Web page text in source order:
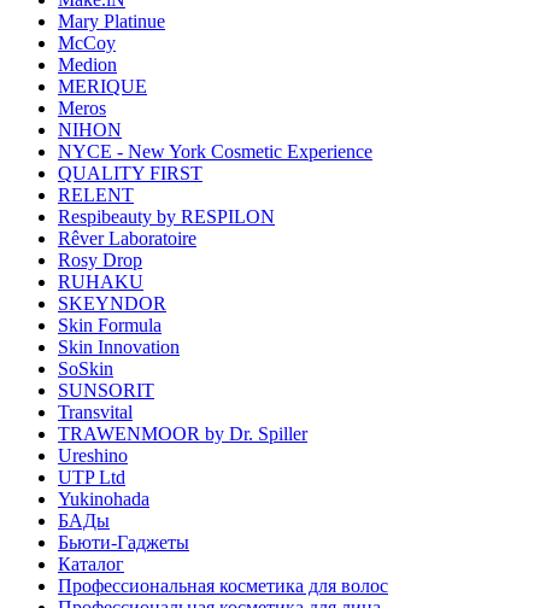
Mary Platinue
McCoy
Medion
MERIQUE
Meros
NIHON
NYCE - New York Cosmetic Experience
QUALITY FIRST
RELENT
Respibeauty by RESPILON
Rêver Laboratoire
Rosy Drop
RUHAKU
SKEYNDOR
Skin Formula
Skin Innovation
SoSkin
SUNSORIT
Transvital
TRAWENMOOR by Dr. Spiller
Ureshino
UTP Ltd
Yukinohada
БАДы
Бьюти-Гаджеты
Каталог
Профессиональная косметика для волос